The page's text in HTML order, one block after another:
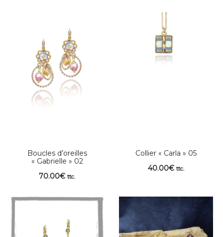
Boucles d’oreilles
« Gabrielle » 02
70.00€ ttc.
Collier « Carla » 05
40.00€ ttc.